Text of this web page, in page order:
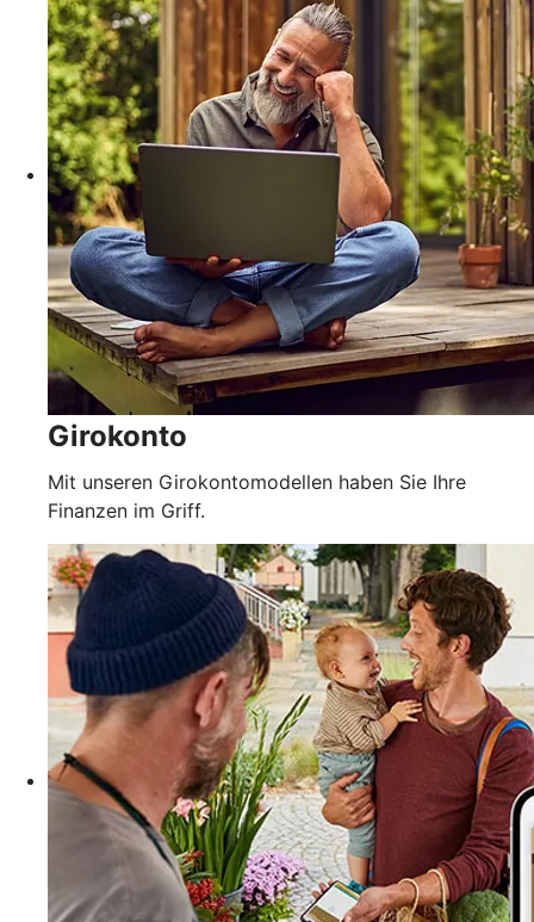
Girokonto
Mit unseren Girokontomodellen haben Sie Ihre
Finanzen im Griff.